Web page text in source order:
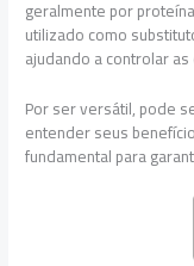
geralmente por
utilizado como
ajudando a controlar
Por ser versátil, pode
entender seus
fundamental para